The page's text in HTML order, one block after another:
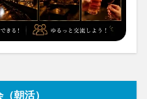
朝活）